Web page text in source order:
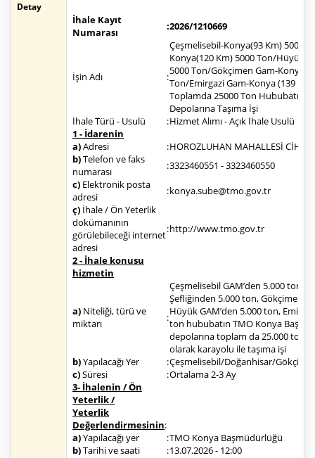
Detay
İhale Kayıt
Numarası
:2026/1210669
İşin Adı :
Çeşmelisebil-Konya(93 Km) 5000
Konya(120 Km) 5000 Ton/Hüyük
5000 Ton/Gökçimen Gam-
Ton/Emirgazi Gam-Konya (139
Toplamda 25000 Ton Hububatın
Depolarına Taşıma İşi
İhale Türü - Usulü
:Hizmet Alımı - Açık İhale Usulü
1 - İdarenin
a)Adresi :HOROZLUHAN MAHALLESİ
b)Telefon ve faks
numarası
:3323460551 - 3323460550
c) Elektronik posta
adresi
:konya.sube@tmo.gov.tr
ç) İhale / Ön Yeterlik
dokümanının
görülebileceği internet
adresi
:http://www.tmo.gov.tr
2 - İhale konusu
hizmetin
a) Niteliği, türü ve
miktarı
:
Çeşmelisebil GAM’den 5.000 ton,
Şefliğinden 5.000 ton, Gökçimen
Hüyük GAM’den 5.000 ton,
ton hububatın TMO Konya
depolarına toplam da 25.000 ton
olarak karayolu ile taşıma işi
b)Yapılacağı Yer :Çeşmelisebil/Doğanhisar/
c)Süresi :Ortalama 2-3 Ay
3- İhalenin / Ön
Yeterlik /
Yeterlik
Değerlendirmesinin:
a)Yapılacağı yer :TMO Konya Başmüdürlüğü
b)Tarihi ve saati :13.07.2026 - 12:00